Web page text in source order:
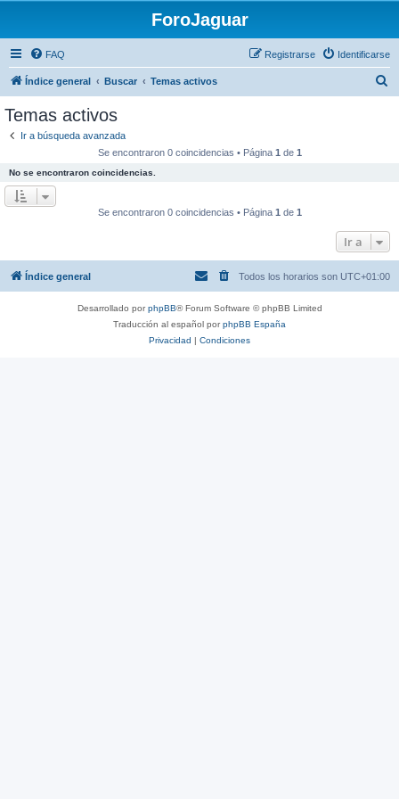
ForoJaguar
FAQ Identificarse
Registrarse
Índice general Buscar Temas activos
Temas activos
Ir a búsqueda avanzada
Se encontraron 0 coincidencias • Página 1 de 1
No se encontraron coincidencias.
Se encontraron 0 coincidencias • Página 1 de 1
Ir a
Índice general Todos los horarios son UTC+01:00
Desarrollado porphpBB® Forum Software © phpBB Limited
Traducción al español porphpBB España
Privacidad | Condiciones